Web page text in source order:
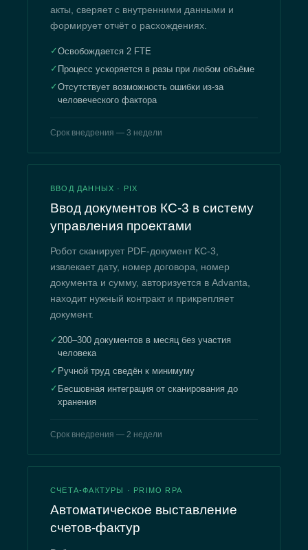
акты, сверяет с внутренними данными и
формирует отчёт о расхождениях.
✓Освобождается 2 FTE
✓ Процесс ускоряется в разы при любом объёме
✓Отсутствует возможность ошибки из-за
человеческого фактора
Срок внедрения — 3 недели
ВВОД ДАННЫХ · PIX
Ввод документов КС-3 в систему
управления проектами
Робот сканирует PDF-документ КС-3,
извлекает дату, номер договора, номер
документа и сумму, авторизуется в Advanta,
находит нужный контракт и прикрепляет
документ.
✓200–300 документов в месяц без участия
человека
✓ Ручной труд сведён к минимуму
✓ Бесшовная интеграция от сканирования до
хранения
Срок внедрения — 2 недели
СЧЕТА-ФАКТУРЫ · PRIMO RPA
Автоматическое выставление
счетов-фактур